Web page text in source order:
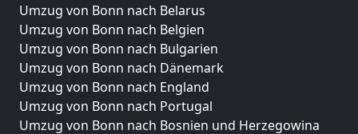
Umzug von Bonn nach Belarus
Umzug von Bonn nach Belgien
Umzug von Bonn nach Bulgarien
Umzug von Bonn nach Dänemark
Umzug von Bonn nach England
Umzug von Bonn nach Portugal
Umzug von Bonn nach Bosnien und Herzegowina